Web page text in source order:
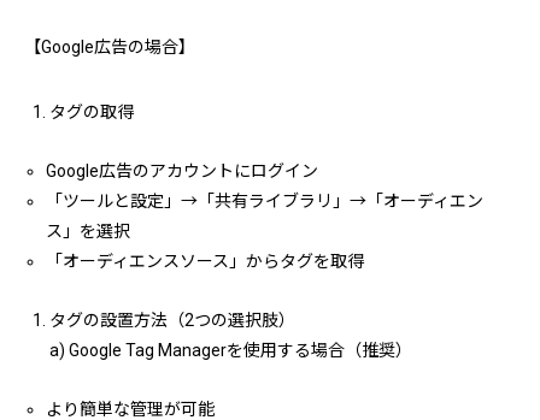
【Google広告の場合】
タグの取得
Google広告のアカウントにログイン
「ツールと設定」→「共有ライブラリ」→「オーディエン
ス」を選択
「オーディエンスソース」からタグを取得
タグの設置方法（2つの選択肢）
a) Google Tag Managerを使用する場合（推奨）
より簡単な管理が可能